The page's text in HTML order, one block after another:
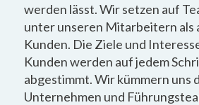
werden lässt. Wir setzen auf
unter unseren Mitarbeitern als
Kunden. Die Ziele und
Kunden werden auf jedem
abgestimmt. Wir kümmern uns
Unternehmen und